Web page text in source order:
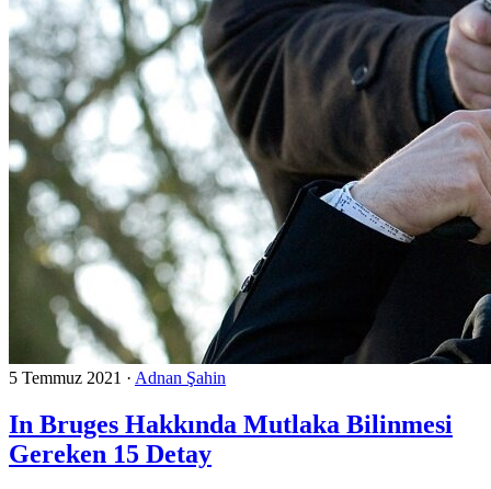
5 Temmuz 2021 · Adnan Şahin
In Bruges Hakkında Mutlaka Bilinmesi
Gereken 15 Detay